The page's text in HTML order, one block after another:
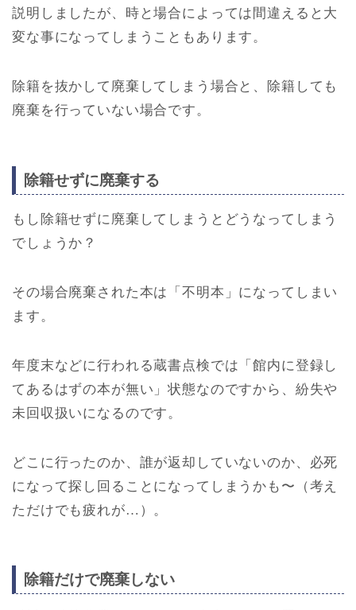
説明しましたが、時と場合によっては間違えると大
変な事になってしまうこともあります。
除籍を抜かして廃棄してしまう場合と、除籍しても
廃棄を行っていない場合です。
除籍せずに廃棄する
もし除籍せずに廃棄してしまうとどうなってしまう
でしょうか？
その場合廃棄された本は「不明本」になってしまい
ます。
年度末などに行われる蔵書点検では「館内に登録し
てあるはずの本が無い」状態なのですから、紛失や
未回収扱いになるのです。
どこに行ったのか、誰が返却していないのか、必死
になって探し回ることになってしまうかも〜（考え
ただけでも疲れが…）。
除籍だけで廃棄しない